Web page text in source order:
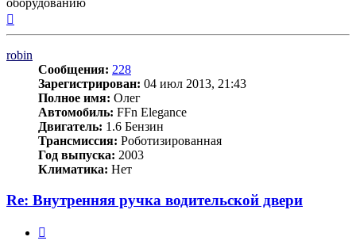
оборудованию
robin
Сообщения: 228
Зарегистрирован: 04 июл 2013, 21:43
Полное имя: Олег
Автомобиль: FFn Elegance
Двигатель: 1.6 Бензин
Трансмиссия: Роботизированная
Год выпуска: 2003
Климатика: Нет
Re: Внутренняя ручка водительской двери